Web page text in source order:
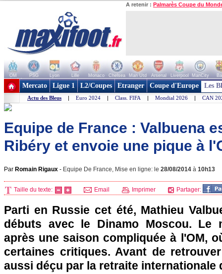
A retenir : Palmarès Coupe du
OM PSG Lyon Lille Monaco Chelsea Man Utd Arsenal Liverpool ManCity
+ de clubs
Mercato Ligue 1 L2/Coupes Etranger Coupe d'Europe Les
Actu des Bleus | Euro 2024 | Class. FIFA | Mondial 2026 | CAN
Equipe de France : Valbuena
Ribéry et envoie une pique à
Par Romain Rigaux - Equipe De France, Mise en ligne: le 28/08/2014 à 10h13
Taille du texte: Email Imprimer Partager:
Parti en Russie cet été, Mathieu
débuts avec le Dinamo Moscou. Le
après une saison compliquée à l'OM,
certaines critiques. Avant de
aussi déçu par la retraite internationale